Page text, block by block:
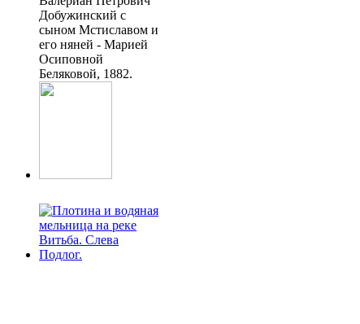
Добужинский с
сыном Мстиславом и
его няней - Марией
Осиповной
Беляковой, 1882.